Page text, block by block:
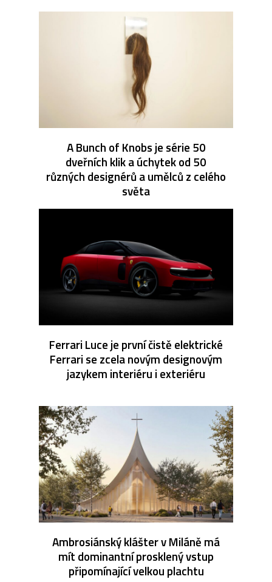
A Bunch of Knobs je série 50
dveřních klik a úchytek od 50
různých designérů a umělců z celého
světa
Ferrari Luce je první čistě elektrické
Ferrari se zcela novým designovým
jazykem interiéru i exteriéru
Ambrosiánský klášter v Miláně má
mít dominantní prosklený vstup
připomínající velkou plachtu